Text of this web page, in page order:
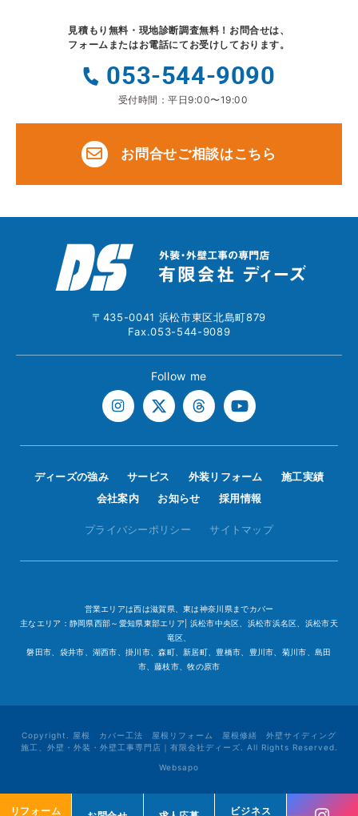
リフォーム
ビジネス
リフォーム
ビジネス
見積もり無料・現地診断調査無料！ お問合せは、
フォームまたはお電話にてお受けしております。
053-544-9090
受付時間：平日9:00〜19:00
お問合せご相談はこちら
〒435-0041 浜松市東区北島町879
Fax.053-544-9089
Follow me
ディーズの強み サービス 外装リフォーム
施工実績
会社案内
お知らせ 採用情報
プライバシーポリシー サイトマップ
営業エリアは西は滋賀県、東は神奈川県までカバー
主なエリア：静岡県西部～愛知県東部エリア| 浜松市中央区、浜松市浜名区、浜松市天
竜区、
磐田市、袋井市、湖西市、掛川市、森町、新居町、豊橋市、豊川市、菊川市、島田
市、藤枝市、牧の原市
Copyright. 屋根 カバー工法 屋根リフォーム 屋根修繕 外壁サイディング
施工、外壁・外装・外壁工事専門店｜有限会社ディーズ. All Rights Reserved.
Websapo